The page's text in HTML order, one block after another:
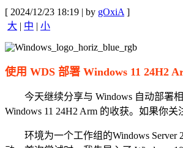
[ 2024/12/23 18:19 | by gOxiA]
大 | 中 | 小
使用 WDS 部署 Windows 11 24H2
今天继续分享与 Windows 自动部署相
Windows 11 24H2 Arm 的收获。如果你
环境为一个工作组的Windows Server